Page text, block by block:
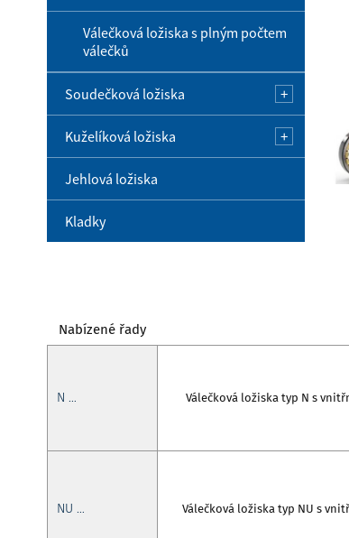
Dvouřadá naklápěcí kuličková
ložiska
Axiální kuličková ložiska
Válečková ložiska s plným počtem
válečků
Soudečková ložiska
Soudečková ložiska
Kuželíková ložiska
Kuželíková ložiska
Jehlová ložiska
Kladky
Nabízené řady
N … Válečková ložiska typ N s
NU … Válečková ložiska typ NU s